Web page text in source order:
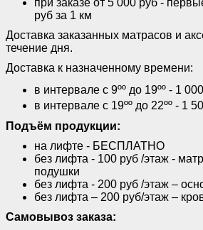
при заказе от 5 000 руб -
руб за 1 км
Доставка заказанных матрасов и
течение дня.
Доставка к назначенному времени:
в интервале с 9ºº до 19ºº - 1
в интервале с 19ºº до 22ºº - 1
Подъём продукции:
на лифте - БЕСПЛАТНО
без лифта - 100 руб /этаж -
подушки
без лифта - 200 руб /этаж –
без лифта – 200 руб/этаж –
Самовывоз заказа: